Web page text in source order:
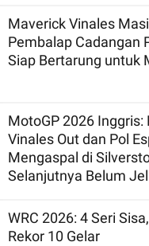
Maverick Vinales
Pembalap Cadangan
Siap Bertarung untuk
MotoGP 2026
Vinales Out dan Pol
Mengaspal di
Selanjutnya Belum
WRC 2026: 4 Seri
Rekor 10 Gelar